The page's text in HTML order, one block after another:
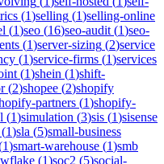
(1)selling (1)selling-online
(1)seo (16)seo-audit (1)seo-
(1)server-sizing (2)service
(1)service-firms (1)services
(1)shein (1)shift-
(2)shopee (2)shopify
partners (1)shopify-
(1)simulation (3)sis (1)sisense
(1)sla (5)small-business
1)smart-warehouse (1)smb
(1)soc2 (5)social-